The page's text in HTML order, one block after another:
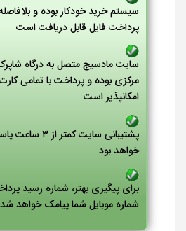
سیستم خرید خودکار بوده و
پرداخت فایل قابل دریافت است
سایت مادسیج متصل به درگاه
مرکزی بوده و پرداخت با تمامی
امکانپذیر است
پشتیبانی سایت
خواهد بود
برای پیگیری بهتر، شماره رسید
شماره موبایل شما پیامک خواهد